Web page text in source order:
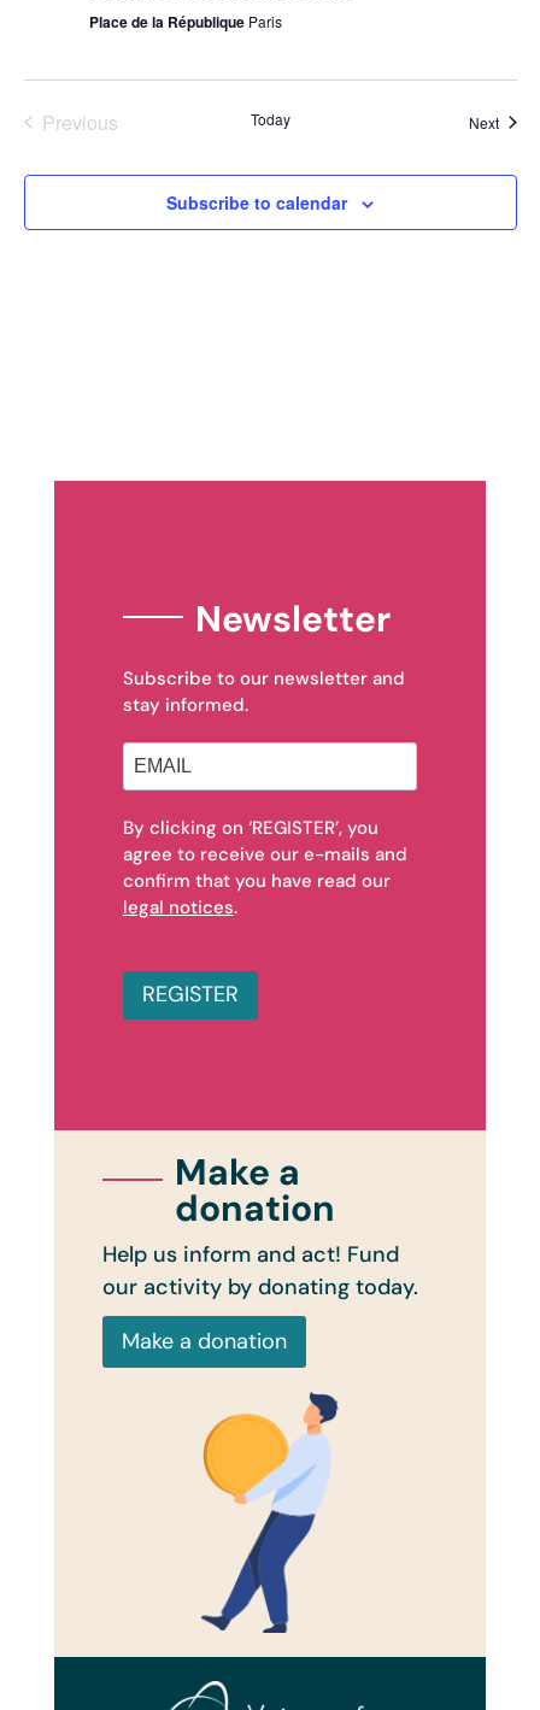
Place de la République Paris
Previous
Today Next
Subscribe to calendar
Newsletter
Subscribe to our newsletter and
stay informed.
By clicking on ‘REGISTER’, you
agree to receive our e-mails and
confirm that you have read our
legal notices.
REGISTER
Make a
donation
Help us inform and act! Fund
our activity by donating today.
Make a donation